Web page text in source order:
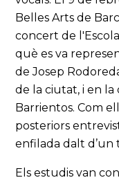
Belles Arts de
concert de
què es va
de Josep
de la ciutat, i en
Barrientos. Com
posteriors
enfilada dalt d’un
Els estudis van